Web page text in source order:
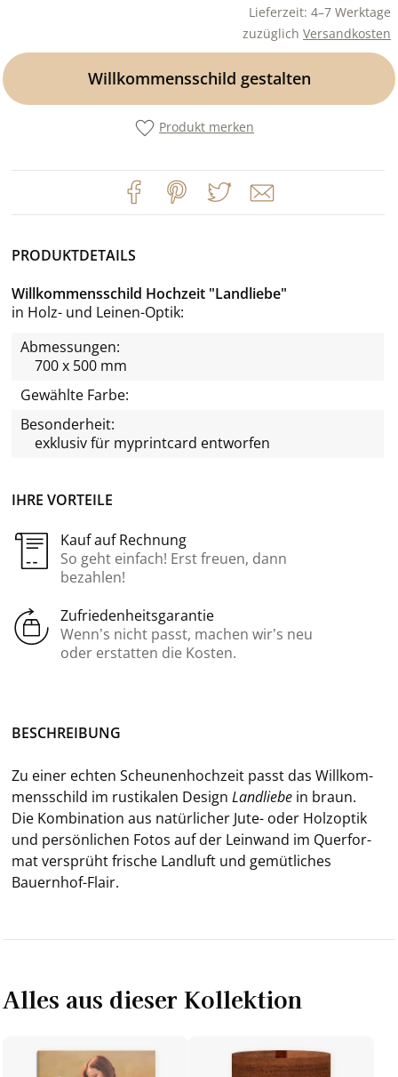
Lieferzeit: 4–7 Werktage
zuzüglich Versandkosten
Willkommensschild gestalten
Produkt merken
IHRE VORTEILE
Kauf auf Rechnung
So geht einfach! Erst freuen, dann
bezahlen!
Zufriedenheitsgarantie
Wenn’s nicht passt, machen wir’s neu
oder erstatten die Kosten.
PRODUKTDETAILS
Willkommensschild Hochzeit "Landliebe"
in Holz- und Leinen-Optik
Abmessungen:
700 x 500 mm
Gewählte Farbe:
Besonderheit:
exklusiv für myprintcard entworfen
BE­SCHREI­BUNG
Zu einer ech­ten Scheu­nen­hoch­zeit passt das Will­kom­
mens­schild im rus­ti­ka­len De­sign Land­lie­be in braun.
Die Kom­bi­na­ti­on aus na­tür­li­cher Jute- oder Holz­op­tik
und per­sön­li­chen Fotos auf der Lein­wand im Quer­for­
mat ver­sprüht fri­sche Land­luft und ge­müt­li­ches
Bauernhof-​Flair.
Alles aus dieser Kollektion